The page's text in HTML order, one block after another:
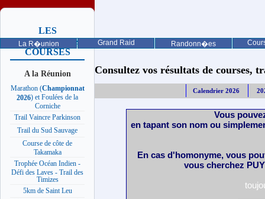
La R�union Grand Raid Randonn�es
LES
PROCHAINES
COURSES
A la Réunion
Marathon (Championnat
2026) et Foulées de la
Corniche
Trail Vaincre Parkinson
Trail du Sud Sauvage
Course de côte de
Takamaka
Trophée Océan Indien -
Défi des Laves - Trail des
Timizes
5km de Saint Leu
Consultez vos résultats de courses,
Calendrier 2026
Vous
en tapant son nom ou
En cas d'homonyme, vous
vous cherchez